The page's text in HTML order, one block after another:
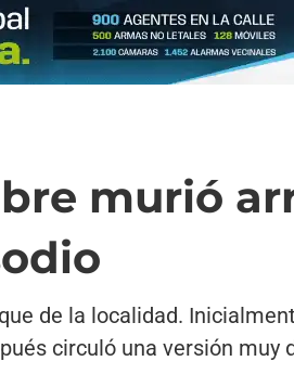
murió
de la localidad.
circuló una versión muy